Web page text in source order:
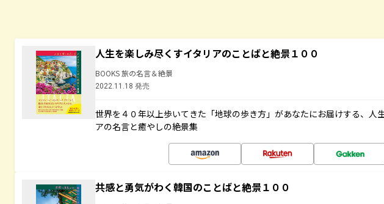
人生を楽しみ尽くすイタリアのことばと絶景１００
BOOKS 旅の名言＆絶景
2022.11.18 発売
世界を４０年以上歩いてきた「地球の歩き方」があなたにお届けする、人
アの名言と癒やしの絶景集
共感と勇気がわく韓国のことばと絶景１００